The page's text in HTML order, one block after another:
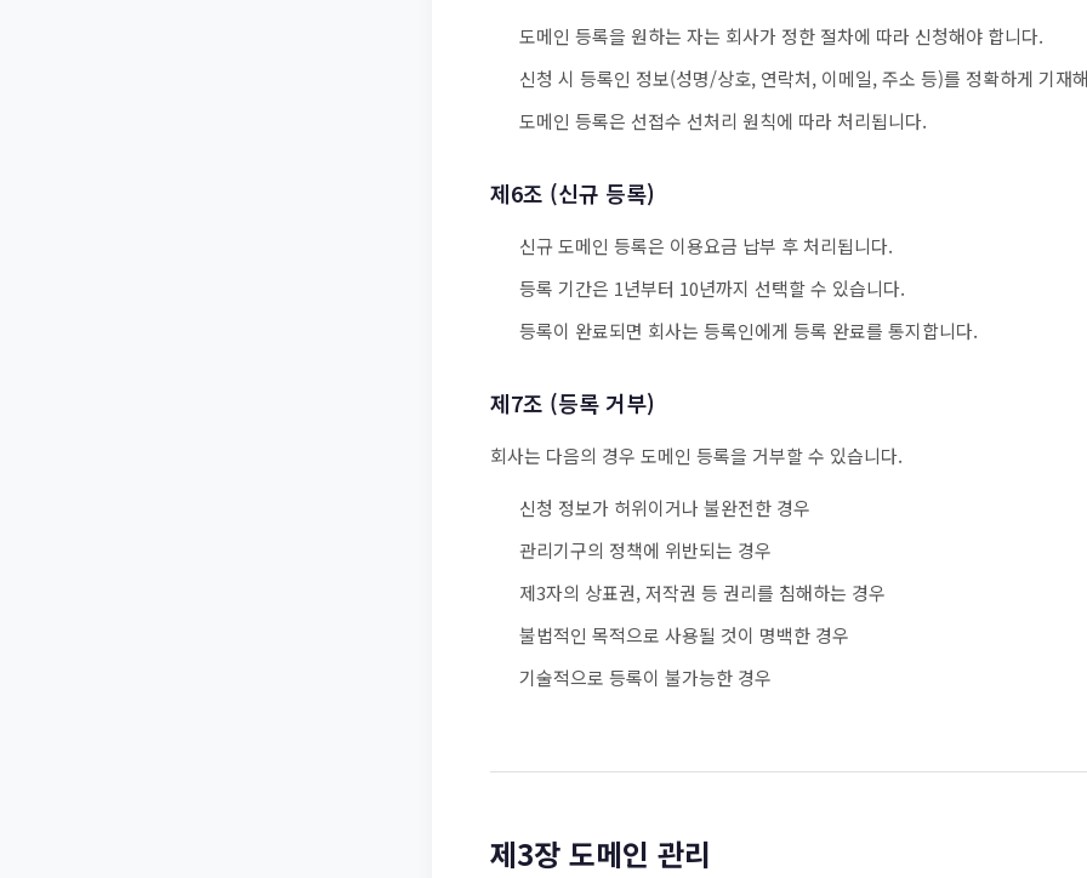
도메인 등록을 원하는 자는 회사가 정한 절차에 따라 신청해야 합니다.
신청 시 등록인 정보(성명/상호, 연락처, 이메일, 주소 등)를 정확하게 기재
도메인 등록은 선접수 선처리 원칙에 따라 처리됩니다.
제6조 (신규 등록)
신규 도메인 등록은 이용요금 납부 후 처리됩니다.
등록 기간은 1년부터 10년까지 선택할 수 있습니다.
등록이 완료되면 회사는 등록인에게 등록 완료를 통지합니다.
제7조 (등록 거부)
회사는 다음의 경우 도메인 등록을 거부할 수 있습니다.
신청 정보가 허위이거나 불완전한 경우
관리기구의 정책에 위반되는 경우
제3자의 상표권, 저작권 등 권리를 침해하는 경우
불법적인 목적으로 사용될 것이 명백한 경우
기술적으로 등록이 불가능한 경우
제3장 도메인 관리